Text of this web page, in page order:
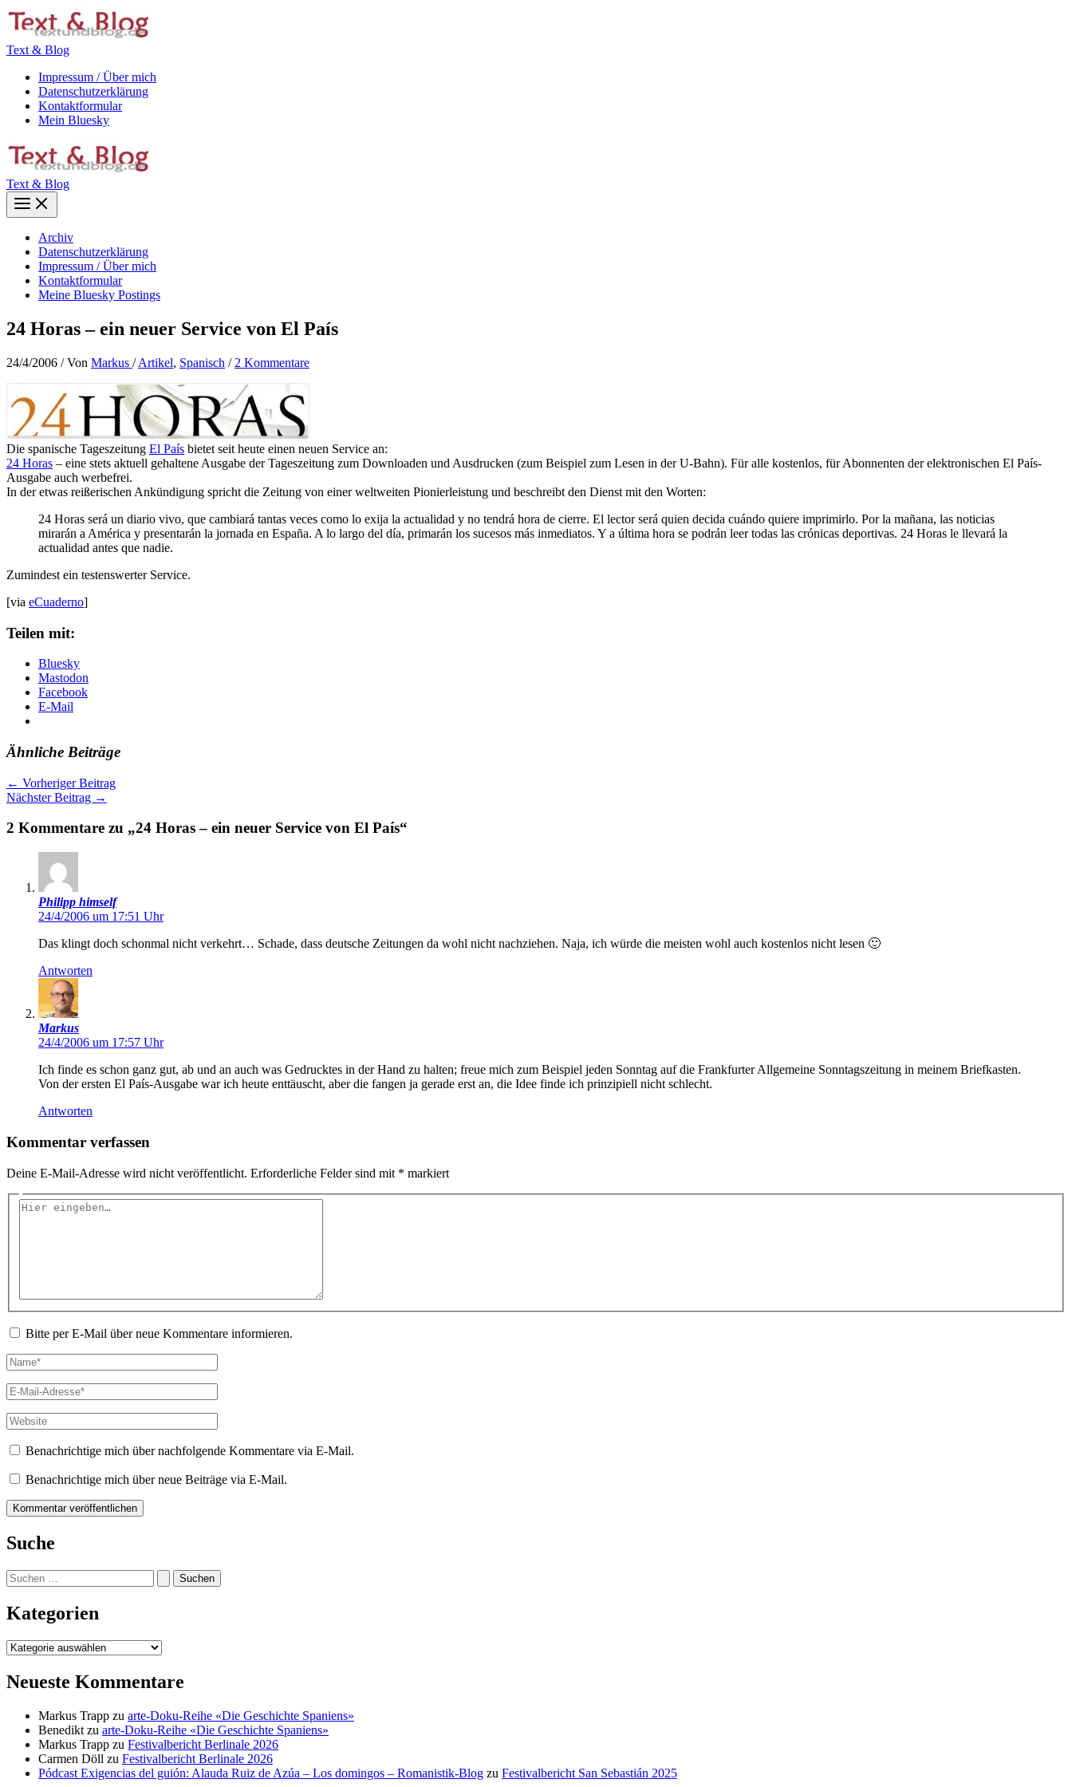
Zum
Inhalt
Text & Blog
Impressum / Über mich
Datenschutzerklärung
Kontaktformular
Mein Bluesky
Text & Blog
Main
Menu
Archiv
Datenschutzerklärung
Impressum / Über mich
Kontaktformular
Meine Bluesky Postings
24 Horas – ein neuer Service von El País
24/4/2006 / Von Markus /Artikel, Spanisch / 2 Kommentare
Die spanische Tageszeitung El País bietet seit heute einen neuen Service an:
24 Horas – eine stets aktuell gehaltene Ausgabe der Tageszeitung zum Downloaden und Ausdrucken (zum Beispiel zum Lesen in der U-Bahn). Für alle kostenlos, für Abonnenten der elektronischen El País-
Ausgabe auch werbefrei.
In der etwas reißerischen Ankündigung spricht die Zeitung von einer weltweiten Pionierleistung und beschreibt den Dienst mit den Worten:
24 Horas será un diario vivo, que cambiará tantas veces como lo exija la actualidad y no tendrá hora de cierre. El lector será quien decida cuándo quiere imprimirlo. Por la mañana, las noticias
mirarán a América y presentarán la jornada en España. A lo largo del día, primarán los sucesos más inmediatos. Y a última hora se podrán leer todas las crónicas deportivas. 24 Horas le llevará la
actualidad antes que nadie.
Zumindest ein testenswerter Service.
[via eCuaderno]
Teilen mit:
Bluesky
Mastodon
Facebook
E-Mail
Ähnliche Beiträge
← Vorheriger Beitrag
Nächster Beitrag →
2 Kommentare zu „24 Horas – ein neuer Service von El País“
Philipp himself
24/4/2006 um 17:51 Uhr
Das klingt doch schonmal nicht verkehrt… Schade, dass deutsche Zeitungen da wohl nicht nachziehen. Naja, ich würde die meisten wohl auch kostenlos nicht lesen 🙂
Antworten
Markus
24/4/2006 um 17:57 Uhr
Ich finde es schon ganz gut, ab und an auch was Gedrucktes in der Hand zu halten; freue mich zum Beispiel jeden Sonntag auf die Frankfurter Allgemeine Sonntagszeitung in meinem Briefkasten.
Von der ersten El País-Ausgabe war ich heute enttäuscht, aber die fangen ja gerade erst an, die Idee finde ich prinzipiell nicht schlecht.
Antworten
Kommentar verfassen
Deine E-Mail-Adresse wird nicht veröffentlicht. Erforderliche Felder sind mit * markiert
Hier
Bitte per E-Mail über neue Kommentare informieren.
Name*
E-
Mail-
Adresse*
Website
Benachrichtige mich über nachfolgende Kommentare via E-Mail.
Benachrichtige mich über neue Beiträge via E-Mail.
Suche
Suchen
nach:
Kategorien
Kategorien
Neueste Kommentare
Markus Trapp zu arte-Doku-Reihe «Die Geschichte Spaniens»
Benedikt zu arte-Doku-Reihe «Die Geschichte Spaniens»
Markus Trapp zu Festivalbericht Berlinale 2026
Carmen Döll zu Festivalbericht Berlinale 2026
Pódcast Exigencias del guión: Alauda Ruiz de Azúa – Los domingos – Romanistik-Blog zu Festivalbericht San Sebastián 2025